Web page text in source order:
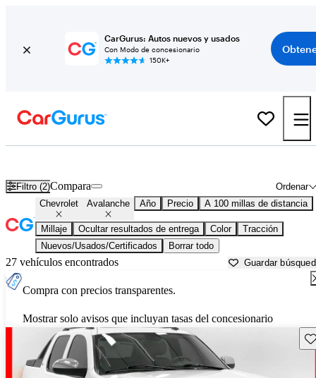
CarGurus: Autos nuevos y usados
Con Modo de concesionario
150K+
Filtro (2) Ordenar
Compara
Chevrolet Avalanche Año Precio A 100 millas de distancia
Millaje Ocultar resultados de entrega Color
Tracción
Nuevos/Usados/Certificados
Borrar todo
27 vehículos encontrados Guardar
Compra con precios transparentes.
Mostrar solo avisos que incluyan tasas del concesionario